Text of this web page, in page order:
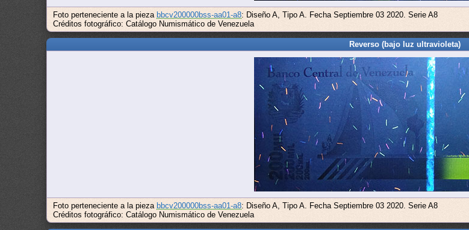
Foto perteneciente a la pieza bbcv200000bss-aa01-a8: Diseño A, Tipo A. Fecha Septiembre 03 2020. Serie A8
Créditos fotográfico: Catálogo Numismático de Venezuela
Reverso (bajo luz ultravioleta)
Foto perteneciente a la pieza bbcv200000bss-aa01-a8: Diseño A, Tipo A. Fecha Septiembre 03 2020. Serie A8
Créditos fotográfico: Catálogo Numismático de Venezuela